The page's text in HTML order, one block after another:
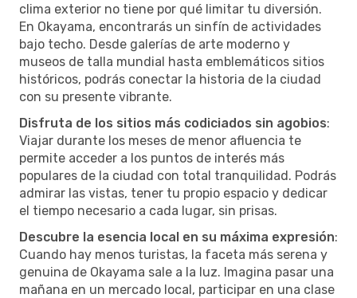
clima exterior no tiene por qué limitar tu diversión.
En Okayama, encontrarás un sinfín de actividades
bajo techo. Desde galerías de arte moderno y
museos de talla mundial hasta emblemáticos sitios
históricos, podrás conectar la historia de la ciudad
con su presente vibrante.
Disfruta de los sitios más codiciados sin agobios:
Viajar durante los meses de menor afluencia te
permite acceder a los puntos de interés más
populares de la ciudad con total tranquilidad. Podrás
admirar las vistas, tener tu propio espacio y dedicar
el tiempo necesario a cada lugar, sin prisas.
Descubre la esencia local en su máxima expresión:
Cuando hay menos turistas, la faceta más serena y
genuina de Okayama sale a la luz. Imagina pasar una
mañana en un mercado local, participar en una clase